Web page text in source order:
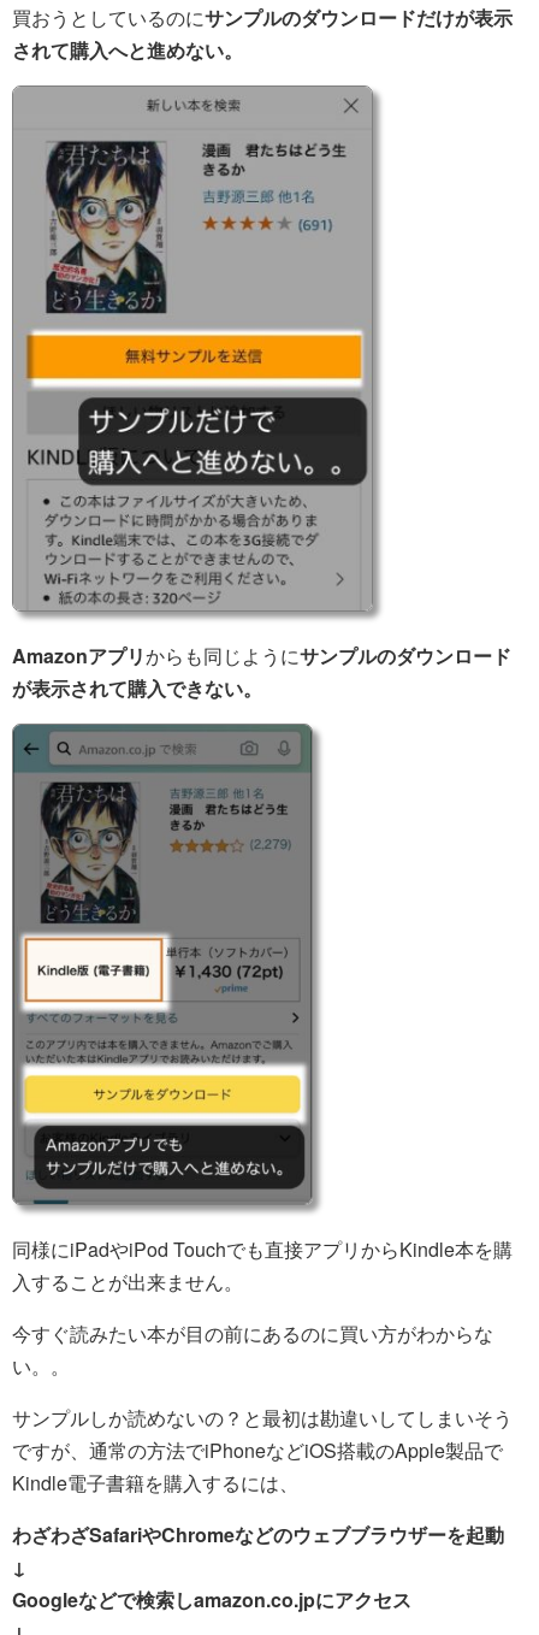
買おうとしているのにサンプルのダウンロードだけが表示
されて購入へと進めない。
Amazonアプリからも同じようにサンプルのダウンロード
が表示されて購入できない。
同様にiPadやiPod Touchでも直接アプリからKindle本を購
入することが出来ません。
今すぐ読みたい本が目の前にあるのに買い方がわからな
い。。
サンプルしか読めないの？と最初は勘違いしてしまいそう
ですが、通常の方法でiPhoneなどiOS搭載のApple製品で
Kindle電子書籍を購入するには、
わざわざSafariやChromeなどのウェブブラウザーを起動
↓
Googleなどで検索しamazon.co.jpにアクセス